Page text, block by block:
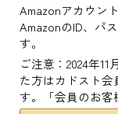
Amazonアカウン
AmazonのID、パ
す。
ご注意：2024年
た方はカドスト会
す。「会員のお客